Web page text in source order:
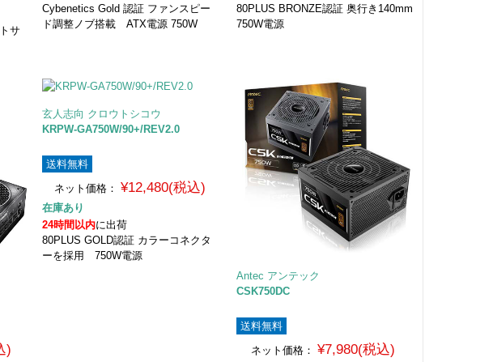
サ
Cybenetics Gold 認証 ファンスピー
ド調整ノブ搭載 ATX電源 750W
80PLUS BRONZE認証 奥行き140mm
750W電源
)
玄人志向 クロウトシコウ
KRPW-GA750W/90+/REV2.0
送料無料
ネット価格： ¥12,480(税込)
在庫あり
24時間以内に出荷
80PLUS GOLD認証 カラーコネクタ
ーを採用 750W電源
Antec アンテック
CSK750DC
送料無料
ネット価格：
¥7,980(税込)